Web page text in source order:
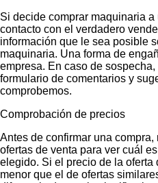
Si decide comprar maquinaria
contacto con el verdadero
información que le sea posible
maquinaria. Una forma de
empresa. En caso de
formulario de comentarios y
comprobemos.
Comprobación de precios
Antes de confirmar una
ofertas de venta para ver cuál
elegido. Si el precio de la oferta
menor que el de ofertas